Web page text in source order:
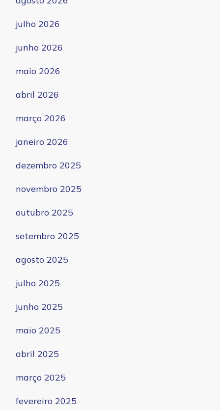
julho 2026
junho 2026
maio 2026
abril 2026
março 2026
janeiro 2026
dezembro 2025
novembro 2025
outubro 2025
setembro 2025
agosto 2025
julho 2025
junho 2025
maio 2025
abril 2025
março 2025
fevereiro 2025